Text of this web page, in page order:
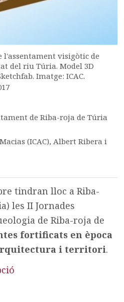
l'assentament visigòtic de
del riu Túria. Model 3D
Imatge: ICAC.
de Riba-roja de Túria
(ICAC), Albert Ribera i
tindran lloc a Riba-
les II Jornades
de Riba-roja de
fortificats en època
i territori.